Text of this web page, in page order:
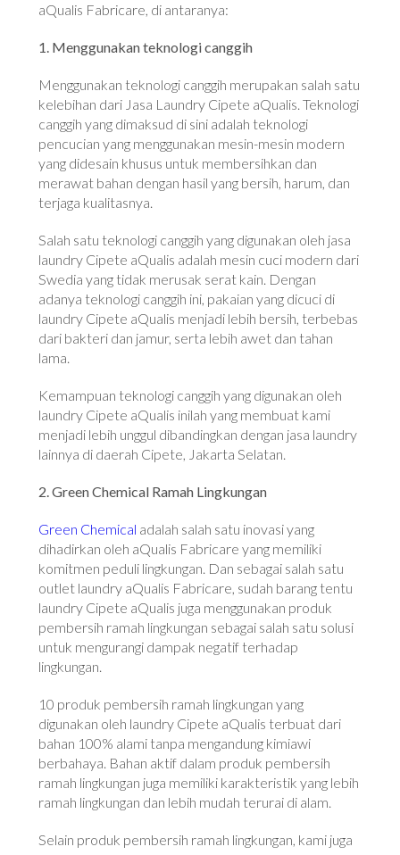
aQualis Fabricare, di antaranya:
1. Menggunakan teknologi canggih
Menggunakan teknologi canggih merupakan salah satu
kelebihan dari Jasa Laundry Cipete aQualis. Teknologi
canggih yang dimaksud di sini adalah teknologi
pencucian yang menggunakan mesin-mesin modern
yang didesain khusus untuk membersihkan dan
merawat bahan dengan hasil yang bersih, harum, dan
terjaga kualitasnya.
Salah satu teknologi canggih yang digunakan oleh jasa
laundry Cipete aQualis adalah mesin cuci modern dari
Swedia yang tidak merusak serat kain. Dengan
adanya teknologi canggih ini, pakaian yang dicuci di
laundry Cipete aQualis menjadi lebih bersih, terbebas
dari bakteri dan jamur, serta lebih awet dan tahan
lama.
Kemampuan teknologi canggih yang digunakan oleh
laundry Cipete aQualis inilah yang membuat kami
menjadi lebih unggul dibandingkan dengan jasa laundry
lainnya di daerah Cipete, Jakarta Selatan.
2. Green Chemical Ramah Lingkungan
Green Chemical adalah salah satu inovasi yang
dihadirkan oleh aQualis Fabricare yang memiliki
komitmen peduli lingkungan. Dan sebagai salah satu
outlet laundry aQualis Fabricare, sudah barang tentu
laundry Cipete aQualis juga menggunakan produk
pembersih ramah lingkungan sebagai salah satu solusi
untuk mengurangi dampak negatif terhadap
lingkungan.
10 produk pembersih ramah lingkungan yang
digunakan oleh laundry Cipete aQualis terbuat dari
bahan 100% alami tanpa mengandung kimiawi
berbahaya. Bahan aktif dalam produk pembersih
ramah lingkungan juga memiliki karakteristik yang lebih
ramah lingkungan dan lebih mudah terurai di alam.
Selain produk pembersih ramah lingkungan, kami juga